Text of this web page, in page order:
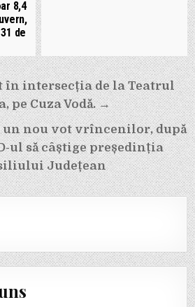
8,4
de
în intersecția de la Teatrul
pe Cuza Vodă. →
un nou vot vrîncenilor, după
ul să câștige președinția
Județean